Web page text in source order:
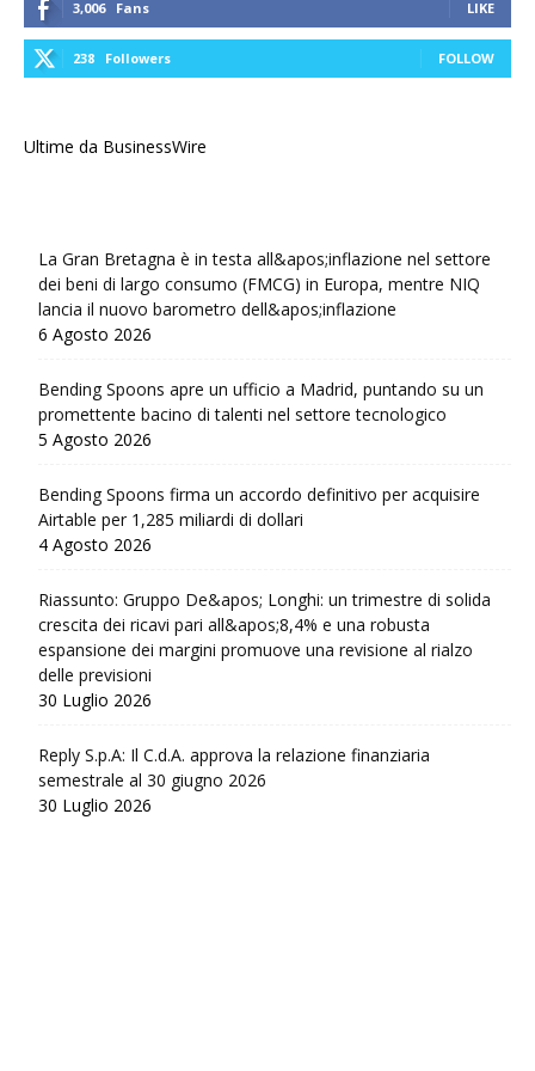
3,006 Fans LIKE
238 Followers FOLLOW
Ultime da BusinessWire
La Gran Bretagna è in testa all&apos;inflazione nel settore
dei beni di largo consumo (FMCG) in Europa, mentre NIQ
lancia il nuovo barometro dell&apos;inflazione
6 Agosto 2026
Bending Spoons apre un ufficio a Madrid, puntando su un
promettente bacino di talenti nel settore tecnologico
5 Agosto 2026
Bending Spoons firma un accordo definitivo per acquisire
Airtable per 1,285 miliardi di dollari
4 Agosto 2026
Riassunto: Gruppo De&apos; Longhi: un trimestre di solida
crescita dei ricavi pari all&apos;8,4% e una robusta
espansione dei margini promuove una revisione al rialzo
delle previsioni
30 Luglio 2026
Reply S.p.A: Il C.d.A. approva la relazione finanziaria
semestrale al 30 giugno 2026
30 Luglio 2026